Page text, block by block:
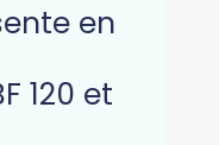
en
120 et